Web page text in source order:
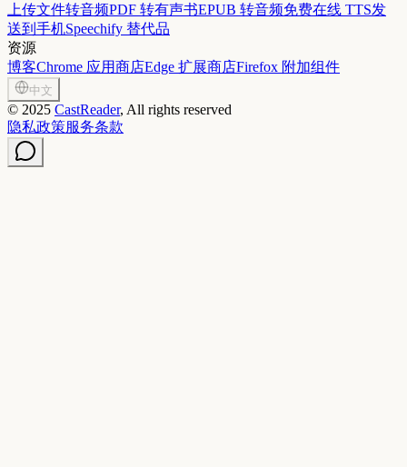
上传文件转音频PDF 转有声书EPUB 转音频免费在线 TTS发
送到手机Speechify 替代品
资源
博客Chrome 应用商店Edge 扩展商店Firefox 附加组件
中文
© 2025 CastReader, All rights reserved
隐私政策服务条款